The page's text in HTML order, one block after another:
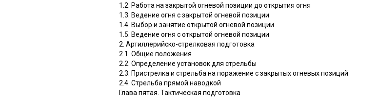
1.2. Работа на закрытой огневой позиции до открытия огня
1.3. Ведение огня с закрытой огневой позиции
1.4. Выбор и занятие открытой огневой позиции
1.5. Ведение огня с открытой огневой позиции
2. Артиллерийско-стрелковая подготовка
2.1. Общие положения
2.2. Определение установок для стрельбы
2.3. Пристрелка и стрельба на поражение с закрытых огневых позиций
2.4. Стрельба прямой наводкой
Глава пятая. Тактическая подготовка